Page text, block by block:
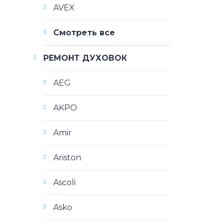
AVEX
Смотреть все
РЕМОНТ ДУХОВОК
AEG
AKPO
Amir
Ariston
Ascoli
Asko